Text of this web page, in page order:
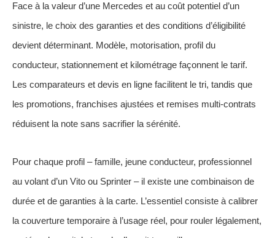
Face à la valeur d’une Mercedes et au coût potentiel d’un
sinistre, le choix des garanties et des conditions d’éligibilité
devient déterminant. Modèle, motorisation, profil du
conducteur, stationnement et kilométrage façonnent le tarif.
Les comparateurs et devis en ligne facilitent le tri, tandis que
les promotions, franchises ajustées et remises multi-contrats
réduisent la note sans sacrifier la sérénité.
Pour chaque profil – famille, jeune conducteur, professionnel
au volant d’un Vito ou Sprinter – il existe une combinaison de
durée et de garanties à la carte. L’essentiel consiste à calibrer
la couverture temporaire à l’usage réel, pour rouler légalement,